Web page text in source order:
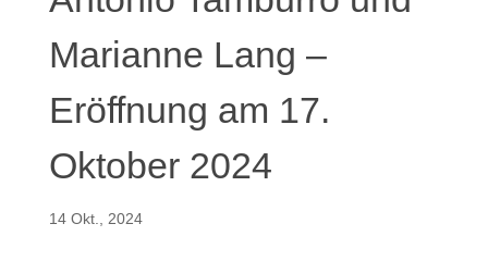
Marianne Lang –
Eröffnung am 17.
Oktober 2024
14 Okt., 2024